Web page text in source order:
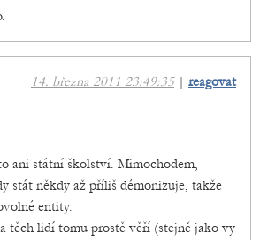
14. března 2011 23:49:35| reagovat
ani státní školství. Mimochodem,
stát někdy až příliš démonizuje, takže
entity.
těch lidí tomu prostě věří (stejně jako vy